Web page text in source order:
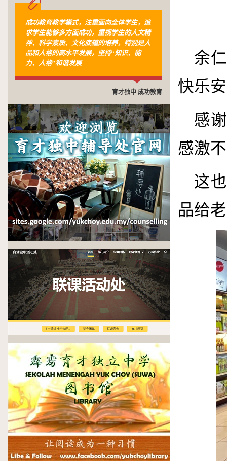
成功教育教学模式，注重面向全体学生，追
求学生能够多方面成功，重视学生的人文精
神、科学素质、文化底蕴的培养，特别是人
品和人格的高水平发展，坚持“知识、能
力、人格”和谐发展
育才独中 成功教育
余
快乐
感
感激
这
品给